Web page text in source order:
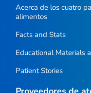
Acerca de los cuatro
alimentos
Facts and Stats
Educational Materials
Patient Stories